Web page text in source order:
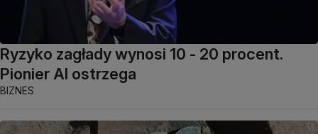
Ryzyko zagłady wynosi 10 - 20 procent.
Pionier AI ostrzega
BIZNES